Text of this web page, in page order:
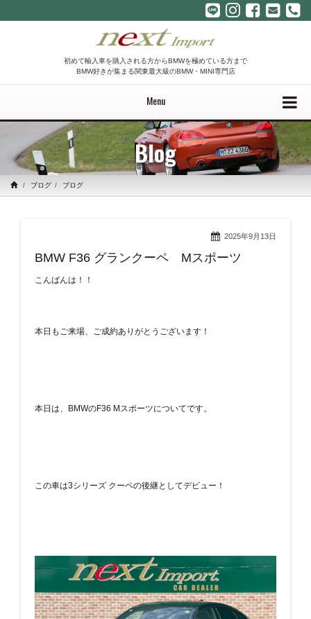
初めて輸入車を購入される方からBMWを極めている方まで
BMW好きが集まる関東最大級のBMW・MINI専門店
Menu
Blog
ブログ ブログ
2025年9月13日
BMW F36 グランクーペ Mスポーツ
こんばんは！！
本日もご来場、ご成約ありがとうございます！
本日は、BMWのF36 Mスポーツについてです。
この車は3シリーズ クーペの後継としてデビュー！